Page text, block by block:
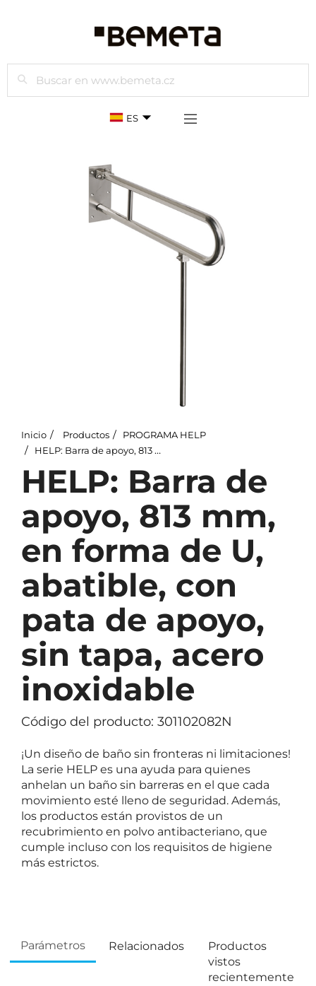
Buscar
ES
Inicio Productos
PROGRAMA HELP
HELP: Barra de apoyo, 813 mm, en forma de U, abatible, con pata de apoyo, sin tapa, acero inoxidable
HELP: Barra de
apoyo, 813 mm,
en forma de U,
abatible, con
pata de apoyo,
sin tapa, acero
inoxidable
Código del producto: 301102082N
¡Un diseño de baño sin fronteras ni limitaciones!
La serie HELP es una ayuda para quienes
anhelan un baño sin barreras en el que cada
movimiento esté lleno de seguridad. Además,
los productos están provistos de un
recubrimiento en polvo antibacteriano, que
cumple incluso con los requisitos de higiene
más estrictos.
Parámetros Relacionados
Productos
vistos
recientemente